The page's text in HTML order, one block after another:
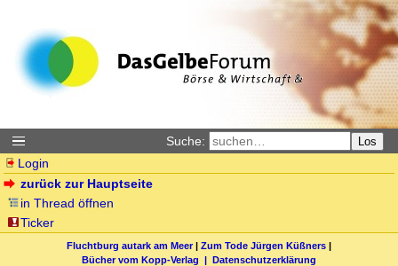
Suche: Los
Login
zurück zur Hauptseite
in Thread öffnen
Ticker
Fluchtburg autark am Meer| Zum Tode Jürgen Küßners |
Bücher vom Kopp-Verlag | Datenschutzerklärung